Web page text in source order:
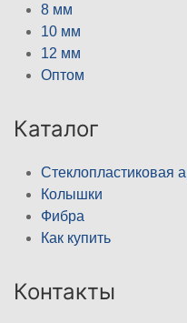
8 мм
10 мм
12 мм
Оптом
Каталог
Стеклопластиковая
Колышки
Фибра
Как купить
Контакты